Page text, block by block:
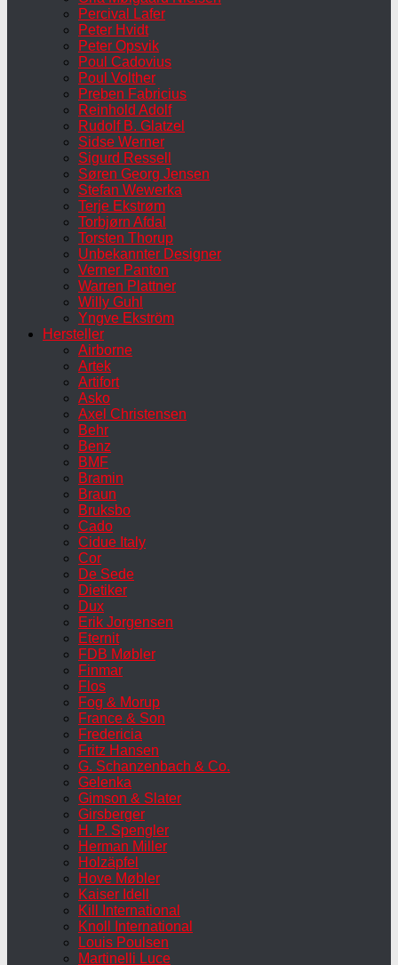
Percival Lafer
Peter Hvidt
Peter Opsvik
Poul Cadovius
Poul Volther
Preben Fabricius
Reinhold Adolf
Rudolf B. Glatzel
Sidse Werner
Sigurd Ressell
Søren Georg Jensen
Stefan Wewerka
Terje Ekstrøm
Torbjørn Afdal
Torsten Thorup
Unbekannter Designer
Verner Panton
Warren Plattner
Willy Guhl
Yngve Ekström
Hersteller
Airborne
Artek
Artifort
Asko
Axel Christensen
Behr
Benz
BMF
Bramin
Braun
Bruksbo
Cado
Cidue Italy
Cor
De Sede
Dietiker
Dux
Erik Jorgensen
Eternit
FDB Møbler
Finmar
Flos
Fog & Morup
France & Son
Fredericia
Fritz Hansen
G. Schanzenbach & Co.
Gelenka
Gimson & Slater
Girsberger
H. P. Spengler
Herman Miller
Holzäpfel
Hove Møbler
Kaiser Idell
Kill International
Knoll International
Louis Poulsen
Martinelli Luce